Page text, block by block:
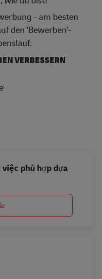
- am besten
den 'Bewerben'-
VERBESSERN
phù hợp dựa